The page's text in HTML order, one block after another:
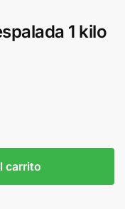
1 kilo
carrito